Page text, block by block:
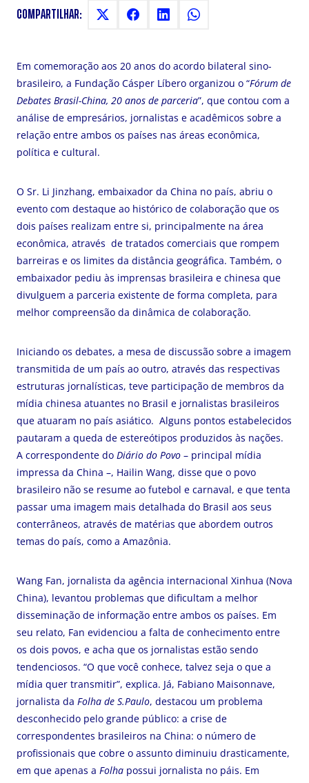
COMPARTILHAR:
Em comemoração aos 20 anos do acordo bilateral sino-
brasileiro, a Fundação Cásper Líbero organizou o “Fórum de
Debates Brasil-China, 20 anos de parceria”, que contou com a
análise de empresários, jornalistas e acadêmicos sobre a
relação entre ambos os países nas áreas econômica,
política e cultural.
O Sr. Li Jinzhang, embaixador da China no país, abriu o
evento com destaque ao histórico de colaboração que os
dois países realizam entre si, principalmente na área
econômica, através de tratados comerciais que rompem
barreiras e os limites da distância geográfica. Também, o
embaixador pediu às imprensas brasileira e chinesa que
divulguem a parceria existente de forma completa, para
melhor compreensão da dinâmica de colaboração.
Iniciando os debates, a mesa de discussão sobre a imagem
transmitida de um país ao outro, através das respectivas
estruturas jornalísticas, teve participação de membros da
mídia chinesa atuantes no Brasil e jornalistas brasileiros
que atuaram no país asiático. Alguns pontos estabelecidos
pautaram a queda de estereótipos produzidos às nações.
A correspondente do Diário do Povo – principal mídia
impressa da China –, Hailin Wang, disse que o povo
brasileiro não se resume ao futebol e carnaval, e que tenta
passar uma imagem mais detalhada do Brasil aos seus
conterrâneos, através de matérias que abordem outros
temas do país, como a Amazônia.
Wang Fan, jornalista da agência internacional Xinhua (Nova
China), levantou problemas que dificultam a melhor
disseminação de informação entre ambos os países. Em
seu relato, Fan evidenciou a falta de conhecimento entre
os dois povos, e acha que os jornalistas estão sendo
tendenciosos. “O que você conhece, talvez seja o que a
mídia quer transmitir”, explica. Já, Fabiano Maisonnave,
jornalista da Folha de S.Paulo, destacou um problema
desconhecido pelo grande público: a crise de
correspondentes brasileiros na China: o número de
profissionais que cobre o assunto diminuiu drasticamente,
em que apenas a Folha possui jornalista no páis. Em